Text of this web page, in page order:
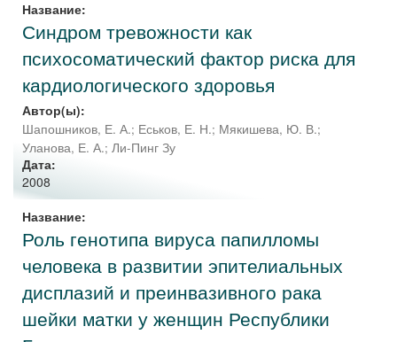
Название:
Синдром тревожности как
психосоматический фактор риска для
кардиологического здоровья
Автор(ы):
Шапошников, Е. А.; Еськов, Е. Н.; Мякишева, Ю. В.;
Уланова, Е. А.; Ли-Пинг Зу
Дата:
2008
Название:
Роль генотипа вируса папилломы
человека в развитии эпителиальных
дисплазий и преинвазивного рака
шейки матки у женщин Республики